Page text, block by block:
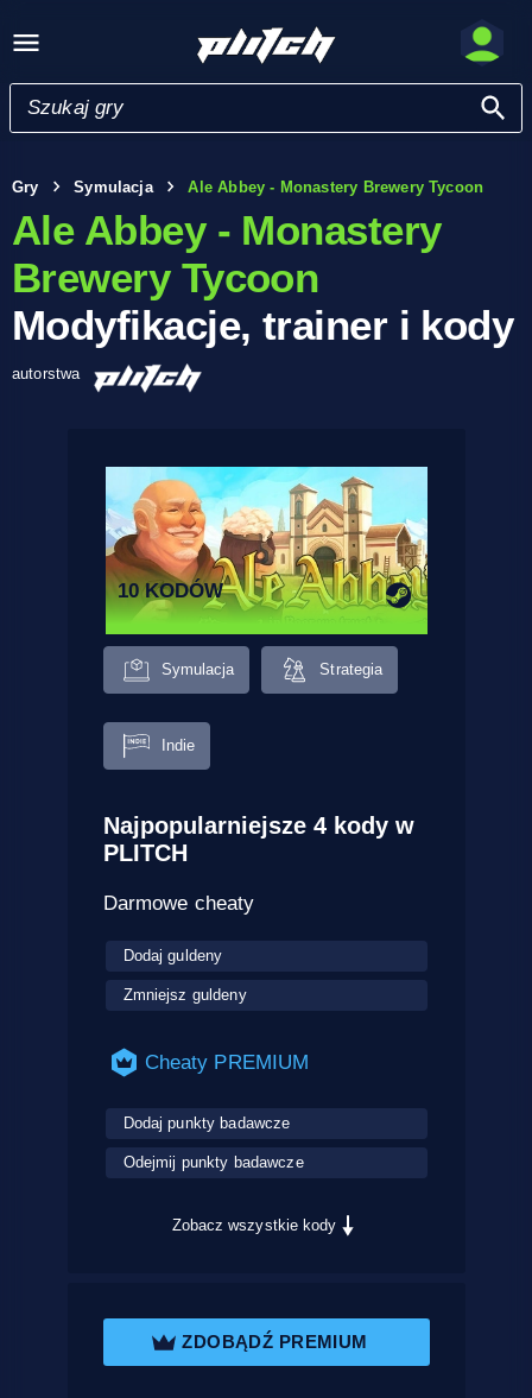
Gry Symulacja Ale Abbey - Monastery Brewery Tycoon
Ale Abbey - Monastery
Brewery Tycoon
Modyfikacje, trainer i kody
autorstwa
10 KODÓW
Symulacja Strategia
Indie
Najpopularniejsze 4 kody w
PLITCH
Darmowe cheaty
Dodaj guldeny
Zmniejsz guldeny
Cheaty PREMIUM
Dodaj punkty badawcze
Odejmij punkty badawcze
Zobacz wszystkie kody
ZDOBĄDŹ PREMIUM